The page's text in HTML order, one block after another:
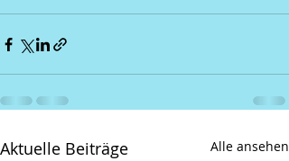
Aktuelle Beiträge Alle ansehen